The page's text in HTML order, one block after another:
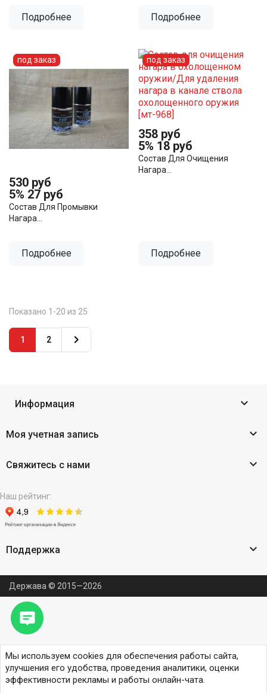
Подробнее Подробнее
530 руб
5% 27 руб
Состав Для Промывки
Нагара...
Подробнее
под заказ
358 руб
5% 18 руб
Состав Для Очищения
Нагара...
Подробнее
под заказ
Показано 1-20 из 25
1 2 
Информация 
Моя учетная запись 
Свяжитесь с нами 
Наш рейтинг:
Поддержка 
Держава © 2015—2026
Мы используем cookies для обеспечения работы сайта,
улучшения его удобства, проведения аналитики, оценки
эффективности рекламы и работы онлайн-чата.